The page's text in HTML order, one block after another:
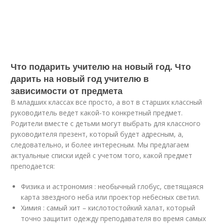
Что подарить учителю на новый год. Что
дарить на новый год учителю в
зависимости от предмета
В младших классах все просто, а вот в старших классный
руководитель ведет какой-то конкретный предмет.
Родители вместе с детьми могут выбрать для классного
руководителя презент, который будет адресным, а,
следовательно, и более интересным. Мы предлагаем
актуальные списки идей с учетом того, какой предмет
преподается:
Физика и астрономия : необычный глобус, светящаяся
карта звездного неба или проектор небесных светил.
Химия : самый хит – кислотостойкий халат, который
точно защитит одежду преподавателя во время самых